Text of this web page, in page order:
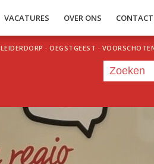
VACATURES OVER ONS CONTACT
LEIDERDORP · OEGSTGEEST ·